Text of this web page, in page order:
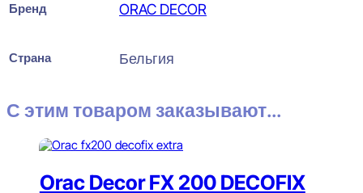
Бренд ORAC DECOR
Страна Бельгия
С этим товаром заказывают...
Orac Decor FX 200 DECOFIX